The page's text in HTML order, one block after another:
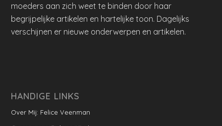
moeders aan zich weet te binden door haar
begrijpelijke artikelen en hartelijke toon. Dagelijks
verschijnen er nieuwe onderwerpen en artikelen.
HANDIGE LINKS
Over Mij: Felice Veenman